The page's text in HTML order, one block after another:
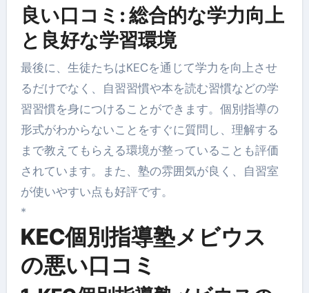
良い口コミ: 総合的な学力向上
と良好な学習環境
最後に、生徒たちはKECを通じて学力を向上させ
るだけでなく、自習習慣や本を読む習慣などの学
習習慣を身につけることができます。個別指導の
形式がわからないことをすぐに質問し、理解する
まで教えてもらえる環境が整っていることも評価
されています。また、塾の雰囲気が良く、自習室
が使いやすい点も好評です。
*
KEC個別指導塾メビウス
の悪い口コミ